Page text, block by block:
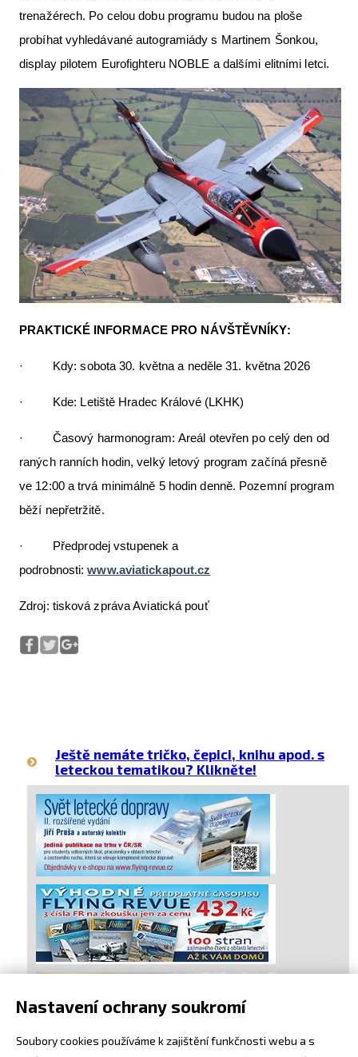
trenažérech. Po celou dobu programu budou na ploše
probíhat vyhledávané autogramiády s Martinem Šonkou,
display pilotem Eurofighteru NOBLE a dalšími elitními letci.
PRAKTICKÉ INFORMACE PRO NÁVŠTĚVNÍKY:
· Kdy: sobota 30. května a neděle 31. května 2026
· Kde: Letiště Hradec Králové (LKHK)
· Časový harmonogram: Areál otevřen po celý den od
raných ranních hodin, velký letový program začíná přesně
ve 12:00 a trvá minimálně 5 hodin denně. Pozemní program
běží nepřetržitě.
· Předprodej vstupenek a
podrobnosti:www.aviatickapout.cz
Zdroj: tisková zpráva Aviatická pouť
Ještě nemáte tričko, čepici, knihu apod. s
leteckou tematikou? Klikněte!
Nastavení ochrany soukromí
Soubory cookies používáme k zajištění funkčnosti webu a s